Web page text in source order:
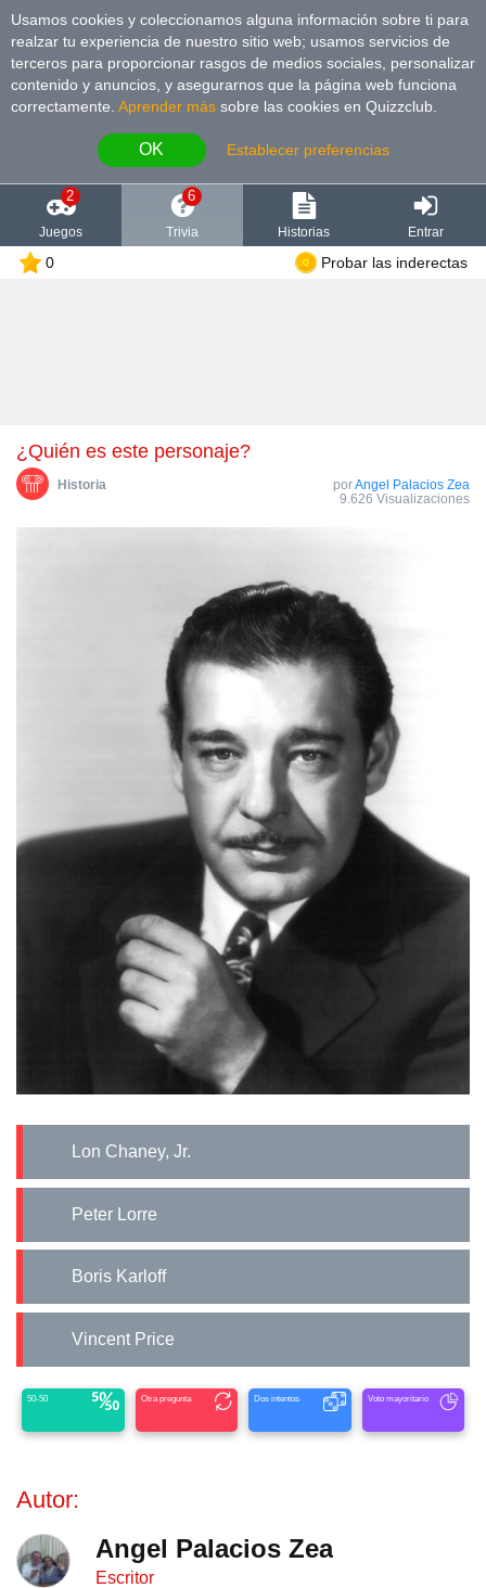
Usamos cookies y coleccionamos alguna información sobre ti para
realzar tu experiencia de nuestro sitio web; usamos servicios de
terceros para proporcionar rasgos de medios sociales, personalizar
contenido y anuncios, y asegurarnos que la página web funciona
correctamente. Aprender más sobre las cookies en Quizzclub.
OK Establecer preferencias
2
Juegos
6
Trivia Historias Entrar
0 Probar las inderectas
¿Quién es este personaje?
Historia porAngel Palacios Zea
9.626 Visualizaciones
Lon Chaney, Jr.
Peter Lorre
Boris Karloff
Vincent Price
50-50 Otra pregunta Dos intentos Voto mayoritario
Autor:
Angel Palacios Zea
Escritor